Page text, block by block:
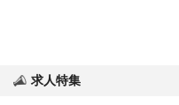
求人特集